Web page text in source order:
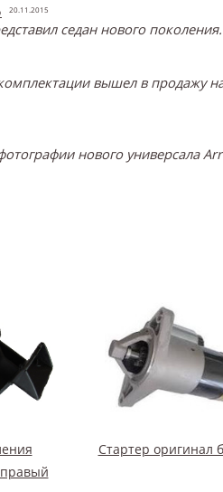
20.11.2015
седан нового поколения.
вышел в продажу
нового универсала
Стартер оригинал